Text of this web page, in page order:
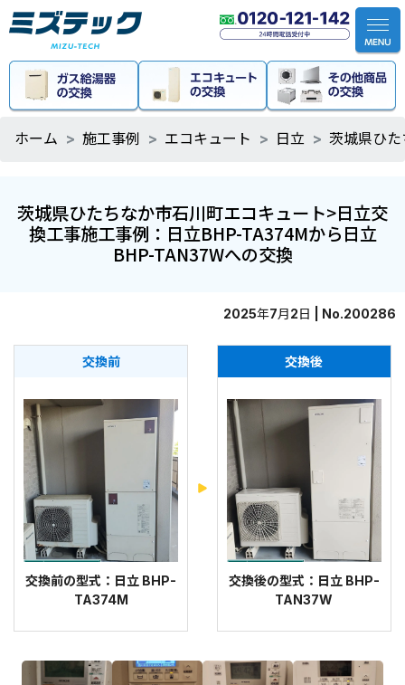
ホーム 施工事例 エコキュート 日立 茨城県ひ
茨城県ひたちなか市石川町エコキュート>日立交
換工事施工事例：日立BHP-TA374Mから日立
BHP-TAN37Wへの交換
2025年7月2日 | No.200286
交換前
交換前の型式：日立 BHP-
TA374M
交換後
交換後の型式：日立 BHP-
TAN37W